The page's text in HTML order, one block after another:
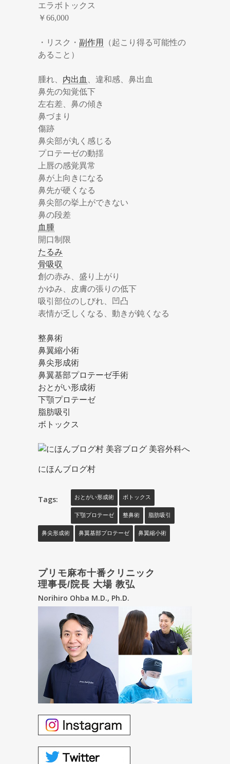
エラボトックス
￥66,000
・リスク・ 副作用
（起こり得る可能性の
あること）
腫れ、 内出血
、違和感、鼻出血
鼻先の知覚低下
左右差、鼻の傾き
鼻づまり
傷跡
鼻尖部が丸く感じる
プロテーゼの動揺
上唇の感覚異常
鼻が上向きになる
鼻先が硬くなる
鼻尖部の挙上ができない
鼻の段差
血腫
開口制限
たるみ
骨吸収
創の赤み、盛り上がり
かゆみ、皮膚の張りの低下
吸引部位のしびれ、凹凸
表情が乏しくなる、動きが鈍くなる
整鼻術
鼻翼縮小術
鼻尖形成術
鼻翼基部プロテーゼ手術
おとがい形成術
下顎プロテーゼ
脂肪吸引
ボトックス
にほんブログ村
Tags: おとがい形成術 ボトックス
下顎プロテーゼ 整鼻術 脂肪吸引
鼻尖形成術 鼻翼基部プロテーゼ 鼻翼縮小術
プリモ麻布十番クリニック
理事長/院長 大場 教弘
Norihiro Ohba M.D., Ph.D.